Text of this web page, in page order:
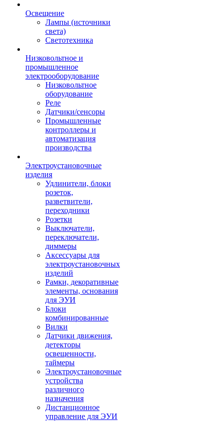
Освещение
Лампы (источники
света)
Светотехника
Низковольтное и
промышленное
электрооборудование
Низковольтное
оборудование
Реле
Датчики/сенсоры
Промышленные
контроллеры и
автоматизация
производства
Электроустановочные
изделия
Удлинители, блоки
розеток,
разветвители,
переходники
Розетки
Выключатели,
переключатели,
диммеры
Аксессуары для
электроустановочных
изделий
Рамки, декоративные
элементы, основания
для ЭУИ
Блоки
комбинированные
Вилки
Датчики движения,
детекторы
освещенности,
таймеры
Электроустановочные
устройства
различного
назначения
Дистанционное
управление для ЭУИ